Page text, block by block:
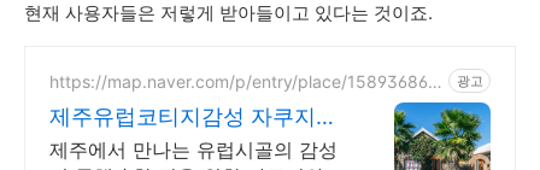
현재 사용자들은 저렇게 받아들이고 있다는 것이죠.
https://map.naver.com/p/entry/place/158936865
광고
제주유럽코티지감성 자쿠지독
채 프라이빗 제주여행, 유럽감
제주에서 만나는 유럽시골의 감성